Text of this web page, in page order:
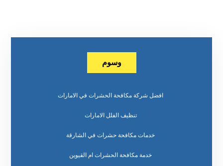
وسوم
افضل شركة مكافحة الحشرات في الامارات
تنظيف الفلل الامارات
خدمات مكافحة حشرات في الشارقة
خدمة مكافحة الحشرات ام القيوين